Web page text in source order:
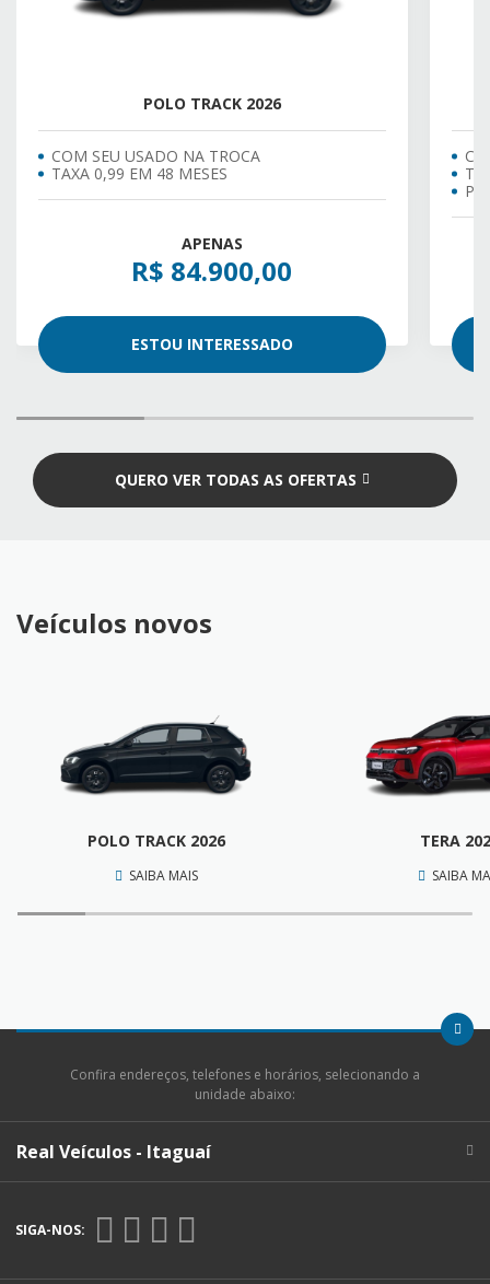
POLO TRACK 2026
COM SEU USADO NA TROCA
TAXA 0,99 EM 48 MESES
APENAS
R$ 84.900,00
ESTOU INTERESSADO
QUERO VER TODAS AS OFERTAS
Veículos novos
POLO TRACK 2026
SAIBA MAIS
TERA
SAIBA
Confira endereços, telefones e horários, selecionando a
unidade abaixo:
Real Veículos - Itaguaí
SIGA-NOS: